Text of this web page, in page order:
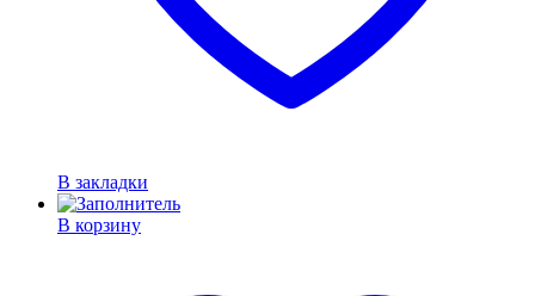
В закладки
В корзину